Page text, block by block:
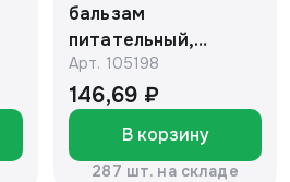
бальзам
питательный,
восстанавливающий
, 100 г
Арт. 105198
146,69 ₽
В корзину
287 шт. на складе